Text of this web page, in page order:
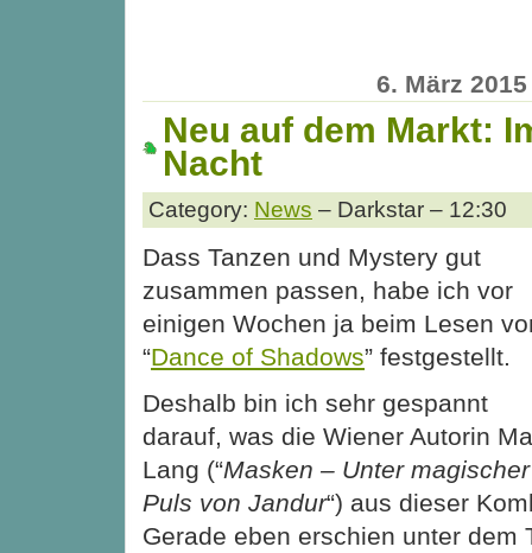
6. März 2015
Neu auf dem Markt:
Nacht
Category: News – Darkstar – 12:30
Dass Tanzen und Mystery gut
zusammen passen, habe ich vor
einigen Wochen ja beim Lesen
“Dance of Shadows” festgestellt.
Deshalb bin ich sehr gespannt
darauf, was die Wiener Autorin
Lang (“Masken – Unter
Puls von Jandur“) aus dieser
Gerade eben erschien unter dem